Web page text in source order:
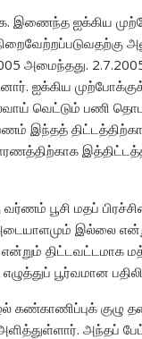
இணைந்த ஐக்கிய
அமைந்தது.
ஐக்கிய
வெட்டும் பணி
இந்தத்
பூசி மதப்
இல்லை
திட்டவட்டமாக
பூர்வமான
சூழல் கண்காணிப்புக்
அளித்துள்ளார். அந்தப்